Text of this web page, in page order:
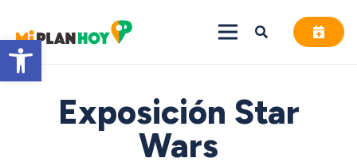
Abrir barra de herramientas
Exposición Star
Wars